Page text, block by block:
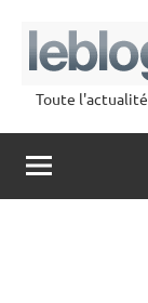
contenu
Toute